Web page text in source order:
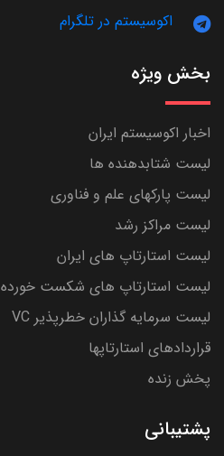
اکوسیستم در تلگرام
بخش ویژه
اخبار اکوسیستم ایران
لیست شتابدهنده ها
لیست پارکهای علم و فناوری
لیست مراکز رشد
لیست استارتاپ های ایران
لیست استارتاپ های شکست خورده
لیست سرمایه گذاران خطرپذیر VC
قراردادهای استارتاپها
پخش زنده
پشتیبانی